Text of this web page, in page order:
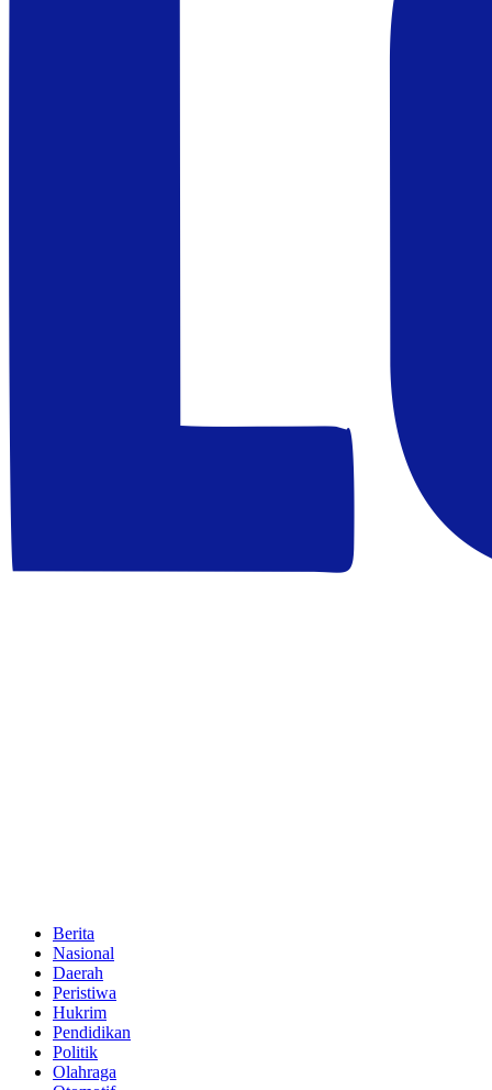
Berita
Nasional
Daerah
Peristiwa
Hukrim
Pendidikan
Politik
Olahraga